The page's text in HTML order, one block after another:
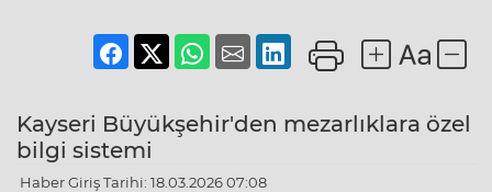
Kayseri Büyükşehir'den mezarlıklara özel
bilgi sistemi
Haber Giriş Tarihi: 18.03.2026 07:08